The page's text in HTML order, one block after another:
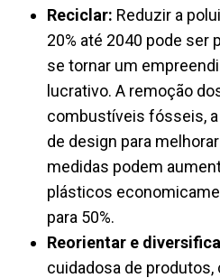
Reciclar: Reduzir a
20% até 2040 pode ser
se tornar um
lucrativo. A remoção
combustíveis fósseis,
de design para
medidas podem
plásticos
para 50%.
Reorientar e
cuidadosa de